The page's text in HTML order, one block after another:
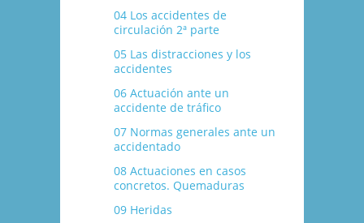
04 Los accidentes de
circulación 2ª parte
05 Las distracciones y los
accidentes
06 Actuación ante un
accidente de tráfico
07 Normas generales ante un
accidentado
08 Actuaciones en casos
concretos. Quemaduras
09 Heridas